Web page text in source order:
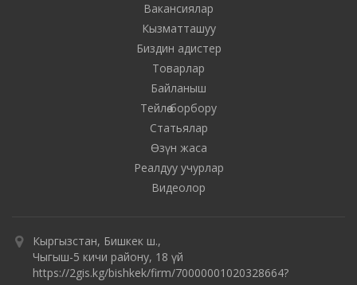
Вакансиялар
Кызматташуу
Биздин адистер
Товарлар
Байланыш
Тейлөө борбору
Статьялар
Өзүн жаса
Реалдуу учурлар
Видеолор
Кыргызстан, Бишкек ш.,
Чыгыш-5 кичи району, 18 үй
https://2gis.kg/bishkek/firm/70000001020328664?